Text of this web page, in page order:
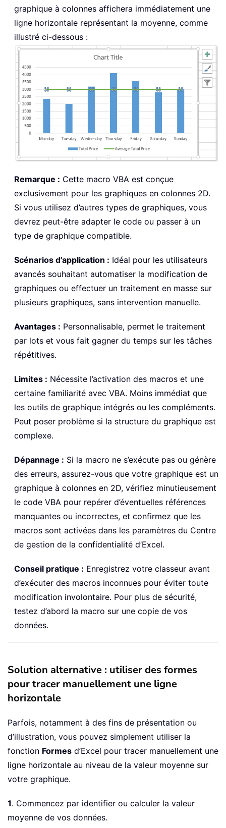
graphique à colonnes affichera immédiatement une
ligne horizontale représentant la moyenne, comme
illustré ci-dessous :
Remarque : Cette macro VBA est conçue
exclusivement pour les graphiques en colonnes 2D.
Si vous utilisez d’autres types de graphiques, vous
devrez peut-être adapter le code ou passer à un
type de graphique compatible.
Scénarios d’application : Idéal pour les utilisateurs
avancés souhaitant automatiser la modification de
graphiques ou effectuer un traitement en masse sur
plusieurs graphiques, sans intervention manuelle.
Avantages : Personnalisable, permet le traitement
par lots et vous fait gagner du temps sur les tâches
répétitives.
Limites : Nécessite l’activation des macros et une
certaine familiarité avec VBA. Moins immédiat que
les outils de graphique intégrés ou les compléments.
Peut poser problème si la structure du graphique est
complexe.
Dépannage : Si la macro ne s’exécute pas ou génère
des erreurs, assurez-vous que votre graphique est un
graphique à colonnes en 2D, vérifiez minutieusement
le code VBA pour repérer d’éventuelles références
manquantes ou incorrectes, et confirmez que les
macros sont activées dans les paramètres du Centre
de gestion de la confidentialité d’Excel.
Conseil pratique : Enregistrez votre classeur avant
d’exécuter des macros inconnues pour éviter toute
modification involontaire. Pour plus de sécurité,
testez d’abord la macro sur une copie de vos
données.
Solution alternative : utiliser des formes
pour tracer manuellement une ligne
horizontale
Parfois, notamment à des fins de présentation ou
d’illustration, vous pouvez simplement utiliser la
fonction Formes d’Excel pour tracer manuellement une
ligne horizontale au niveau de la valeur moyenne sur
votre graphique.
1. Commencez par identifier ou calculer la valeur
moyenne de vos données.